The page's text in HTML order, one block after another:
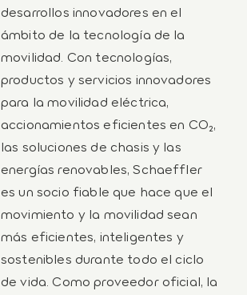
desarrollos innovadores en el
ámbito de la tecnología de la
movilidad. Con tecnologías,
productos y servicios innovadores
para la movilidad eléctrica,
accionamientos eficientes en CO₂,
las soluciones de chasis y las
energías renovables, Schaeffler
es un socio fiable que hace que el
movimiento y la movilidad sean
más eficientes, inteligentes y
sostenibles durante todo el ciclo
de vida. Como proveedor oficial, la